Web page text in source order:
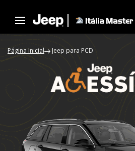
Página Inicial Jeep para PCD